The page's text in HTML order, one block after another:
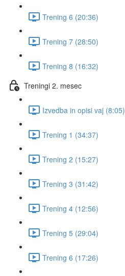
Trening 6 (20:36)
Trening 7 (28:50)
Trening 8 (16:32)
Treningi 2. mesec
Izvedba in opisi vaj (8:05)
Trening 1 (34:37)
Trening 2 (15:27)
Trening 3 (31:42)
Trening 4 (12:56)
Trening 5 (29:04)
Trening 6 (17:26)